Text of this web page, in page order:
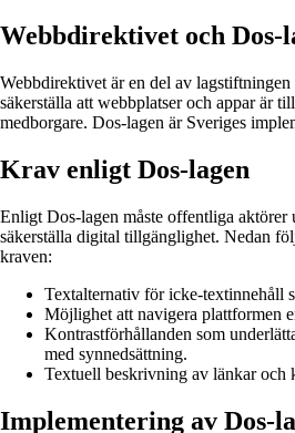
Webbdirektivet och Dos-
Webbdirektivet är en del av
säkerställa att webbplatser och appar är
medborgare. Dos-lagen är Sveriges
Krav enligt Dos-lagen
Enligt Dos-lagen måste offentliga
säkerställa digital tillgänglighet. Nedan
kraven:
Textalternativ för icke-textinnehåll
Möjlighet att navigera plattformen
Kontrastförhållanden som
med synnedsättning.
Textuell beskrivning av länkar och
Implementering av Dos-